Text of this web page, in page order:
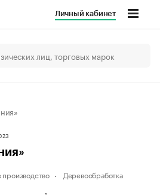
Личный кабинет
Деревообработка